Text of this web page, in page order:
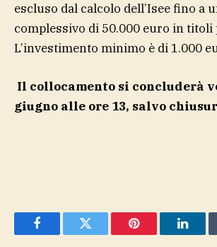
escluso dal calcolo dell’Isee fino a
complessivo di 50.000 euro in titoli
L’investimento minimo è di 1.000
Il collocamento si concluderà
giugno alle ore 13, salvo
FacebookTwitter Pinterest